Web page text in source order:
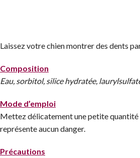
Laissez votre chien montrer des dents
Composition
Eau, sorbitol, silice hydratée,
Mode d’emploi
Mettez délicatement une petite quantité
représente aucun danger.
Précautions